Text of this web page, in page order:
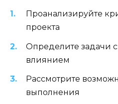
Проанализируйте
проекта
Определите задачи
влиянием
Рассмотрите
выполнения